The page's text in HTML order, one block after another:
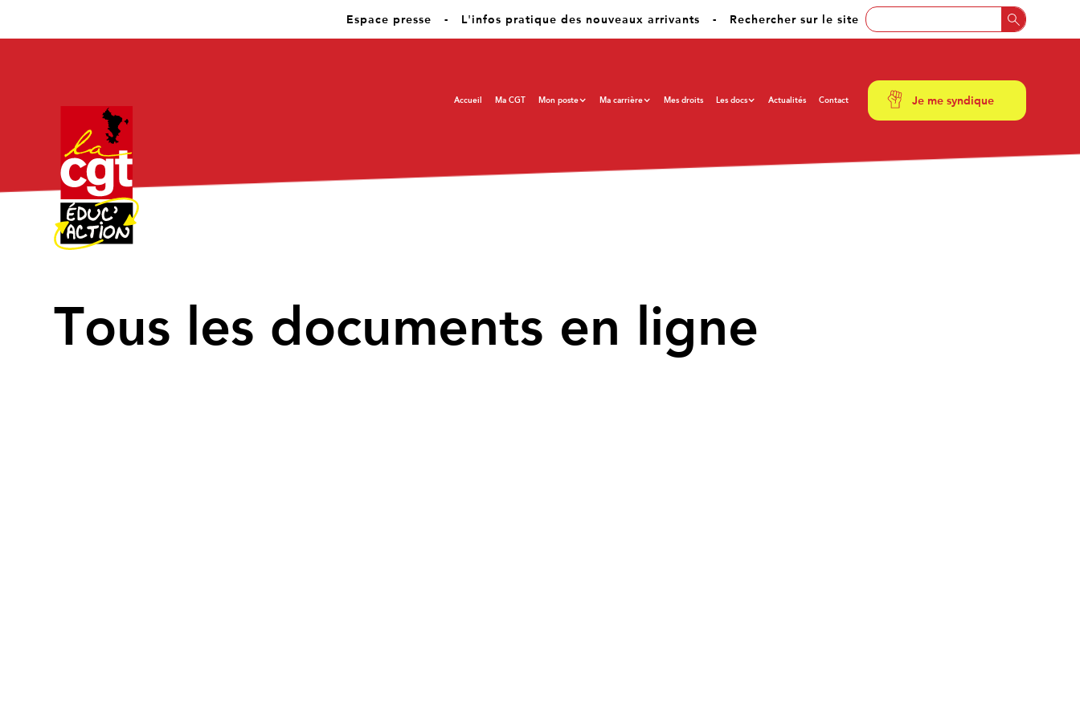
Espace presse - L'infos pratique des nouveaux arrivants - Rechercher sur le site
Accueil Ma CGT Mon poste Ma carrière Mes droits Les docs Actualités Contact Je me syndique
Tous les documents en ligne